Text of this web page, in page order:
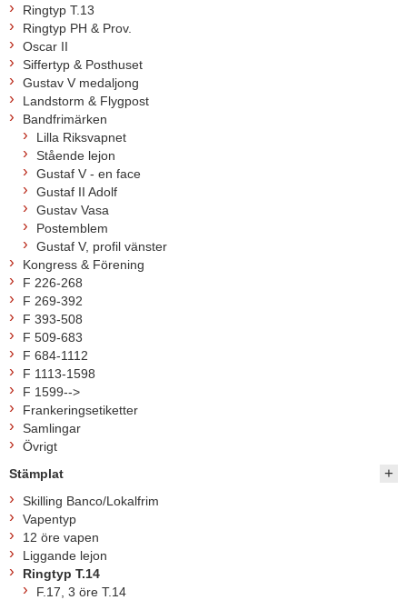
Ringtyp T.13
Ringtyp PH & Prov.
Oscar II
Siffertyp & Posthuset
Gustav V medaljong
Landstorm & Flygpost
Bandfrimärken
Lilla Riksvapnet
Stående lejon
Gustaf V - en face
Gustaf II Adolf
Gustav Vasa
Postemblem
Gustaf V, profil vänster
Kongress & Förening
F 226-268
F 269-392
F 393-508
F 509-683
F 684-1112
F 1113-1598
F 1599-->
Frankeringsetiketter
Samlingar
Övrigt
Stämplat
Skilling Banco/Lokalfrim
Vapentyp
12 öre vapen
Liggande lejon
Ringtyp T.14
F.17, 3 öre T.14